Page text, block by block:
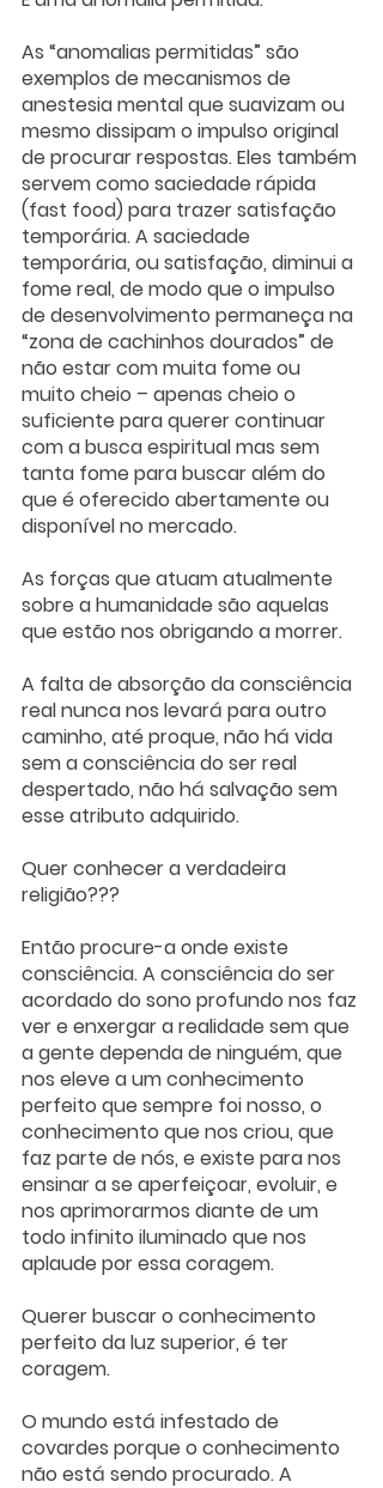
As “anomalias permitidas” são
exemplos de mecanismos de
anestesia mental que suavizam ou
mesmo dissipam o impulso original
de procurar respostas. Eles também
servem como saciedade rápida
(fast food) para trazer satisfação
temporária. A saciedade
temporária, ou satisfação, diminui a
fome real, de modo que o impulso
de desenvolvimento permaneça na
“zona de cachinhos dourados” de
não estar com muita fome ou
muito cheio – apenas cheio o
suficiente para querer continuar
com a busca espiritual mas sem
tanta fome para buscar além do
que é oferecido abertamente ou
disponível no mercado.
As forças que atuam atualmente
sobre a humanidade são aquelas
que estão nos obrigando a morrer.
A falta de absorção da consciência
real nunca nos levará para outro
caminho, até proque, não há vida
sem a consciência do ser real
despertado, não há salvação sem
esse atributo adquirido.
Quer conhecer a verdadeira
religião???
Então procure-a onde existe
consciência. A consciência do ser
acordado do sono profundo nos faz
ver e enxergar a realidade sem que
a gente dependa de ninguém, que
nos eleve a um conhecimento
perfeito que sempre foi nosso, o
conhecimento que nos criou, que
faz parte de nós, e existe para nos
ensinar a se aperfeiçoar, evoluir, e
nos aprimorarmos diante de um
todo infinito iluminado que nos
aplaude por essa coragem.
Querer buscar o conhecimento
perfeito da luz superior, é ter
coragem.
O mundo está infestado de
covardes porque o conhecimento
não está sendo procurado. A